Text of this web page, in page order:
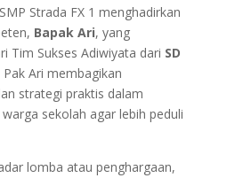
Strada FX 1 menghadirkan
Bapak Ari, yang
Tim Sukses Adiwiyata dari SD
Pak Ari membagikan
strategi praktis dalam
sekolah agar lebih peduli
lomba atau penghargaan,